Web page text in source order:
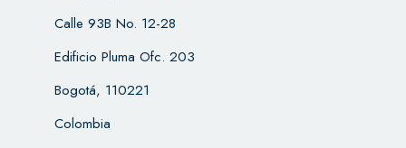
Calle 93B No. 12-28
Edificio Pluma Ofc. 203
Bogotá, 110221
Colombia